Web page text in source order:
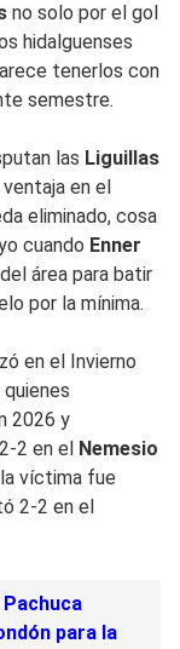
no solo por el gol
hidalguenses
tenerlos con
semestre.
las Liguillas
en el
eliminado, cosa
cuando Enner
área para batir
por la mínima.
en el Invierno
quienes
2026 y
2 en el Nemesio
la víctima fue
2-2 en el
para la